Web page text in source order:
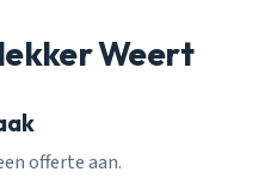
Weert
offerte aan.